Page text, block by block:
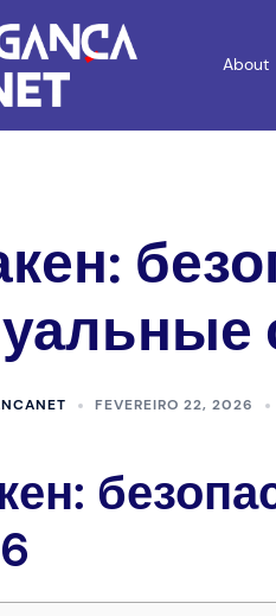
About
FEVEREIRO 22, 2026